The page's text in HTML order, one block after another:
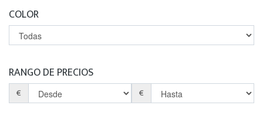
COLOR
RANGO DE PRECIOS
€ €